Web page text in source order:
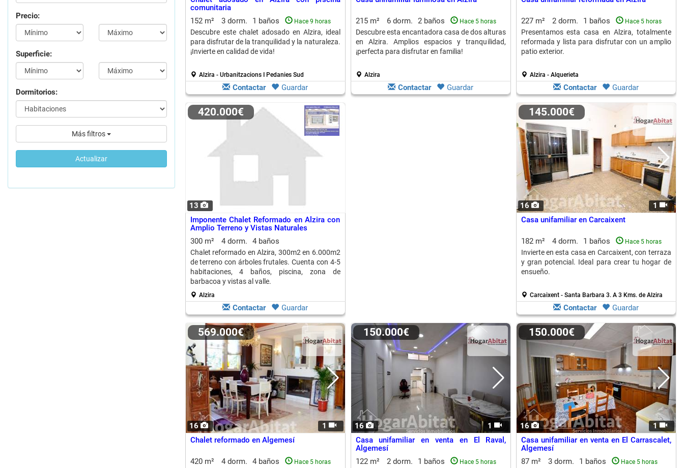
Precio:
Superficie:
Dormitorios:
Más filtros
Actualizar
comunitaria
152 m²
3 dorm. 1 baños Hace 9 horas
Descubre este chalet adosado en Alzira, ideal
para disfrutar de la tranquilidad y la naturaleza.
¡Invierte en calidad de vida!
Alzira - Urbanitzacions I Pedanies Sud
Contactar Guardar
215 m² 6 dorm. 2 baños Hace 5 horas
Descubre esta encantadora casa de dos alturas
en Alzira. Amplios espacios y tranquilidad,
¡perfecta para disfrutar en familia!
Alzira
Contactar Guardar
227 m² 2 dorm. 1 baños Hace 5 horas
Presentamos esta casa en Alzira, totalmente
reformada y lista para disfrutar con un amplio
patio exterior.
Alzira - Alquerieta
Contactar Guardar
13
420.000€
Imponente Chalet Reformado en Alzira con
Amplio Terreno y Vistas Naturales
300 m²
4 dorm. 4 baños
Chalet reformado en Alzira, 300m2 en 6.000m2
de terreno con árboles frutales. Cuenta con 4-5
habitaciones, 4 baños, piscina, zona de
barbacoa y vistas al valle.
Alzira
Contactar Guardar
16 1
145.000€
Casa unifamiliar en Carcaixent
182 m² 4 dorm. 1 baños Hace 5 horas
Invierte en esta casa en Carcaixent, con terraza
y gran potencial. Ideal para crear tu hogar de
ensueño.
Carcaixent - Santa Barbara 3. A 3 Kms. de Alzira
Contactar Guardar
16 1
569.000€
Chalet reformado en Algemesí
420 m² 4 dorm. 4 baños Hace 5 horas
16 1
150.000€
Casa unifamiliar en venta en El Raval,
Algemesí
122 m²
2 dorm. 1 baños Hace 5 horas
16 1
150.000€
Casa unifamiliar en venta en El Carrascalet,
Algemesí
87 m²
3 dorm. 1 baños Hace 5 horas